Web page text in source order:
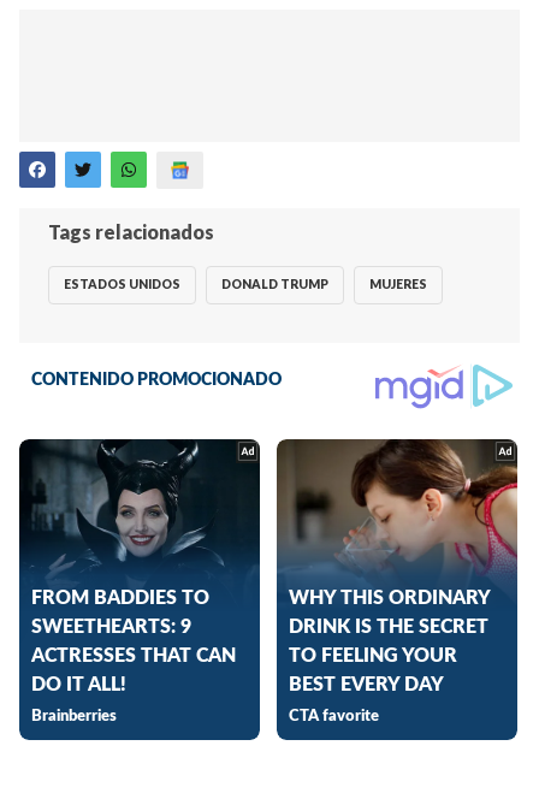
Tags relacionados
ESTADOS UNIDOS DONALD TRUMP MUJERES